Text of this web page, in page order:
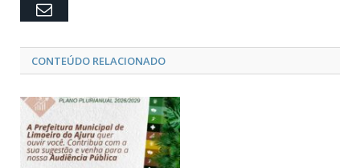
Email
CONTEÚDO RELACIONADO